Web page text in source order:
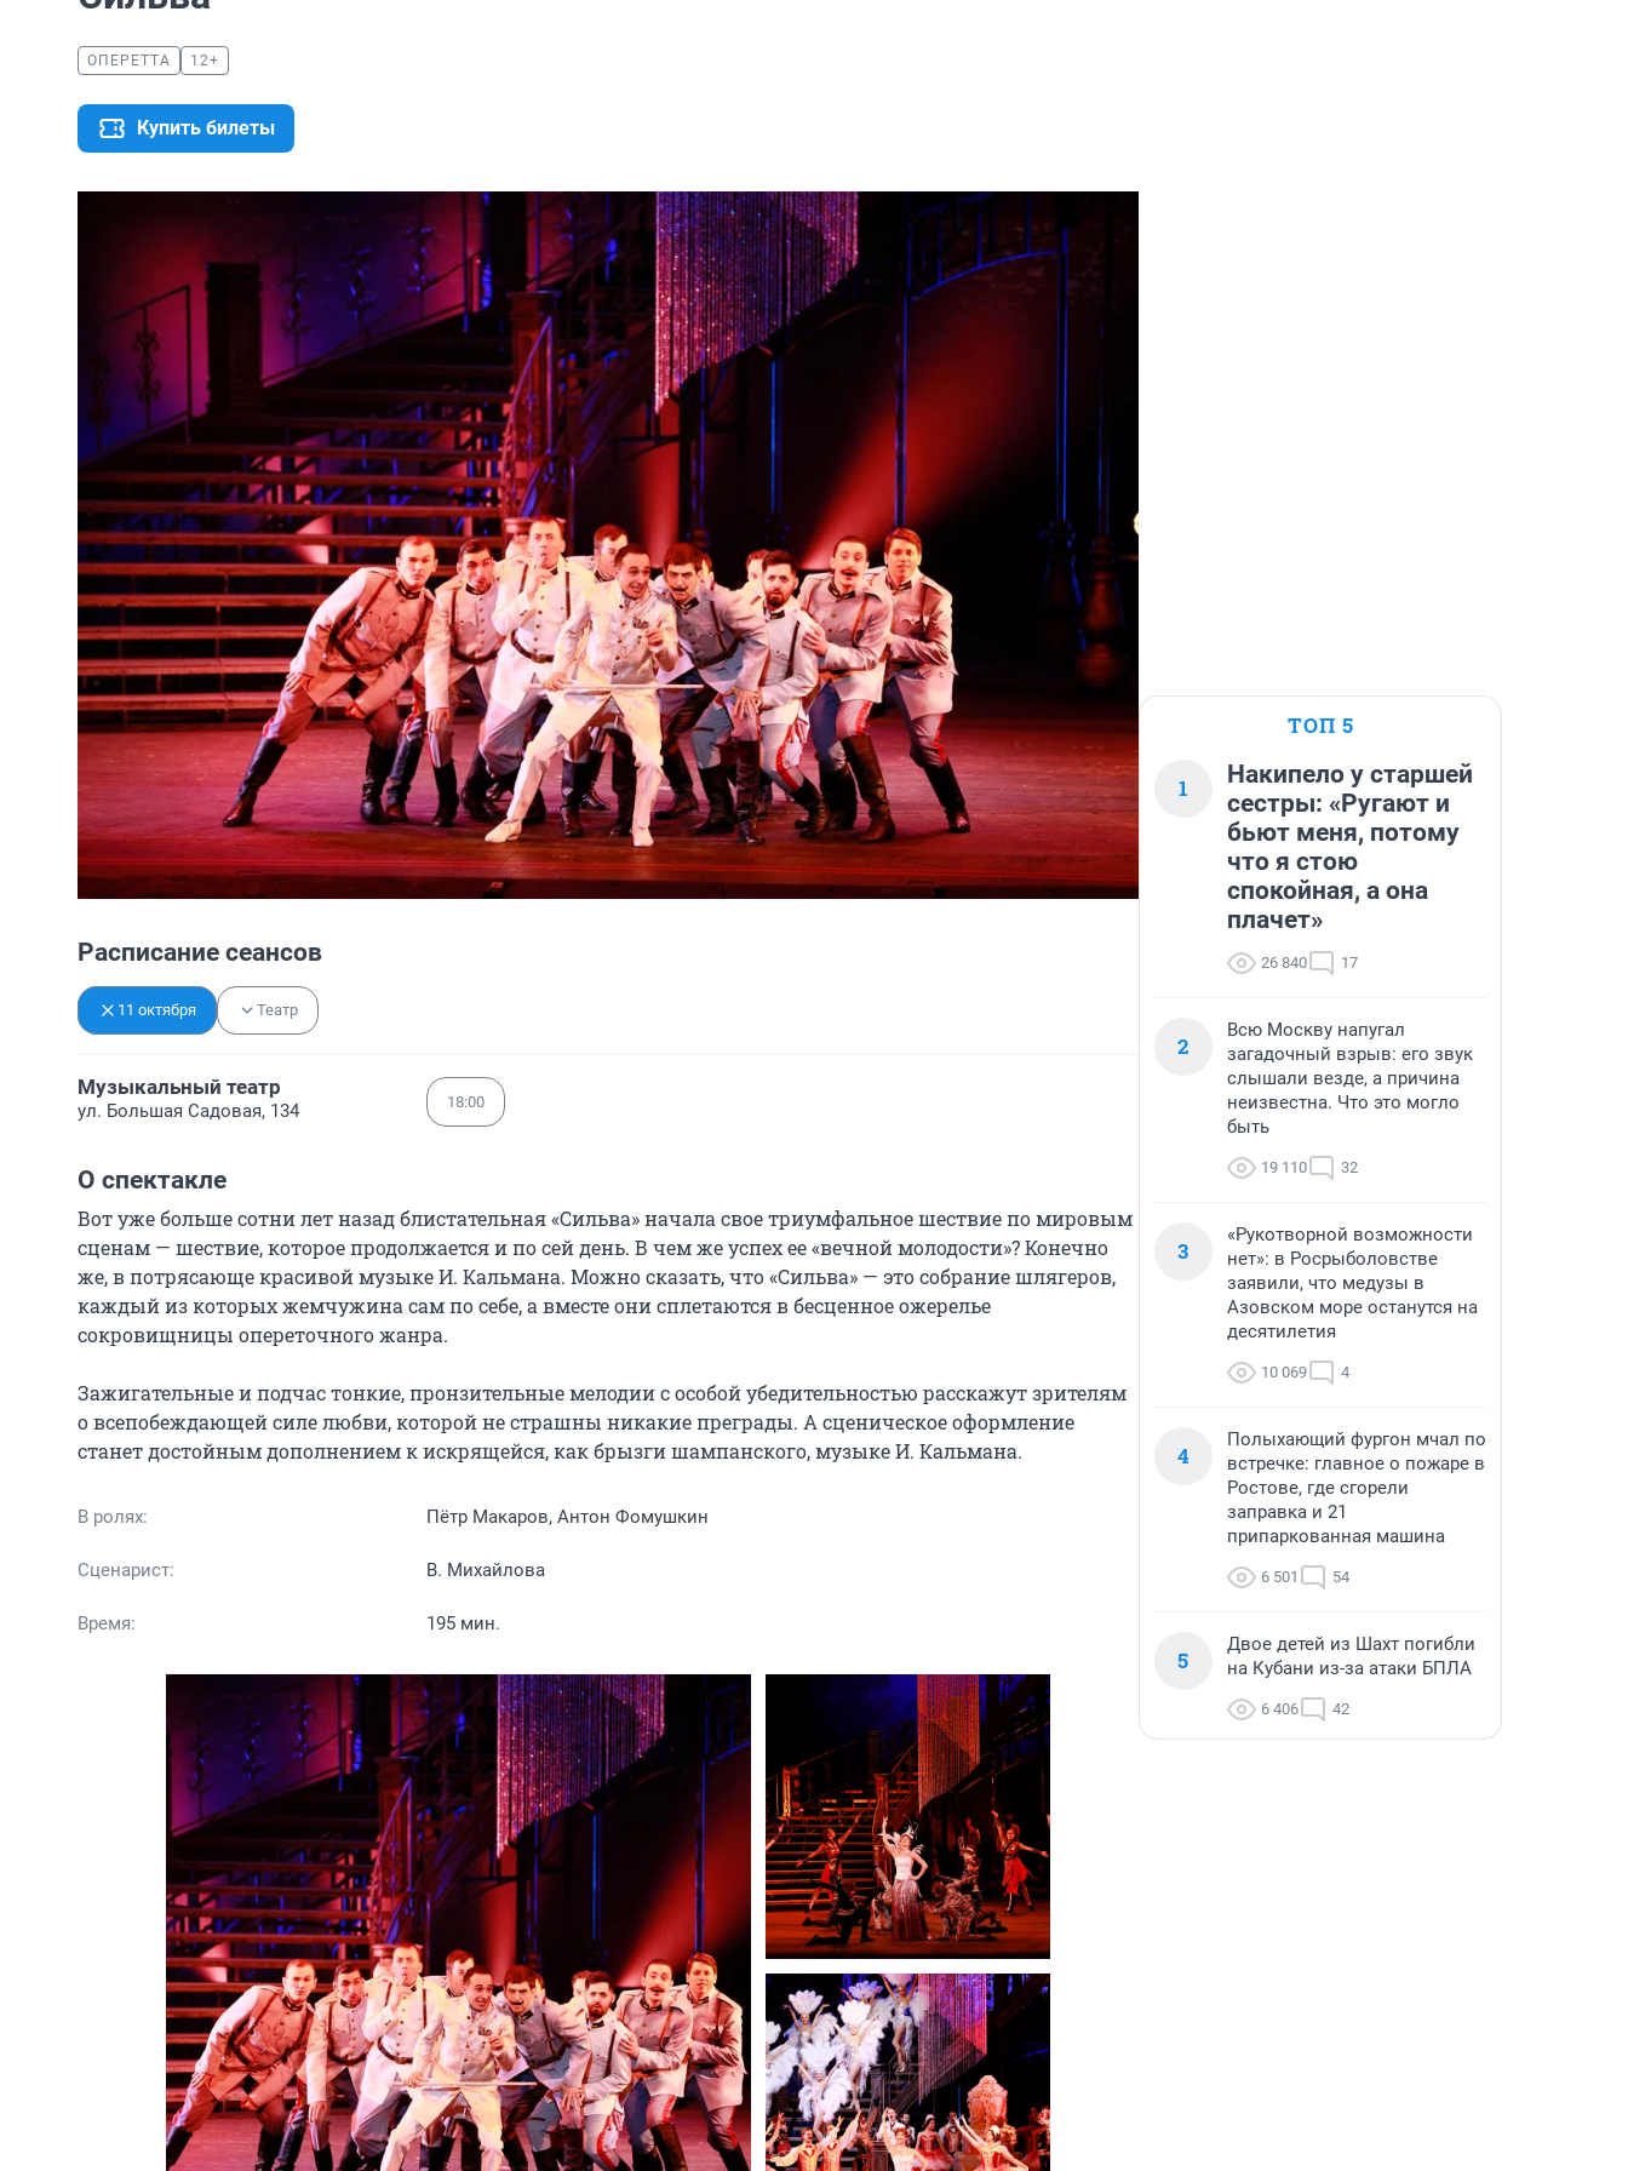
ОПЕРЕТТА 12+
Купить билеты
Расписание сеансов
11 октября Театр
Музыкальный театр
ул. Большая Садовая, 134 18:00
О спектакле
Вот уже больше сотни лет назад блистательная «Сильва» начала свое триумфальное шествие по мировым
сценам — шествие, которое продолжается и по сей день. В чем же успех ее «вечной молодости»? Конечно
же, в потрясающе красивой музыке И. Кальмана. Можно сказать, что «Сильва» — это собрание шлягеров,
каждый из которых жемчужина сам по себе, а вместе они сплетаются в бесценное ожерелье
сокровищницы опереточного жанра.
Зажигательные и подчас тонкие, пронзительные мелодии с особой убедительностью расскажут зрителям
о всепобеждающей силе любви, которой не страшны никакие преграды. А сценическое оформление
станет достойным дополнением к искрящейся, как брызги шампанского, музыке И. Кальмана.
В ролях: Пётр Макаров, Антон Фомушкин
Сценарист: В. Михайлова
Время: 195 мин.
ТОП 5
1
Накипело у старшей
сестры: «Ругают и
бьют меня, потому
что я стою
спокойная, а она
плачет»
26 840 17
2
Всю Москву напугал
загадочный взрыв: его звук
слышали везде, а причина
неизвестна. Что это могло
быть
19 110 32
3
«Рукотворной возможности
нет»: в Росрыболовстве
заявили, что медузы в
Азовском море останутся на
десятилетия
10 069 4
4
Полыхающий фургон мчал по
встречке: главное о пожаре в
Ростове, где сгорели
заправка и 21
припаркованная машина
6 501 54
5
Двое детей из Шахт погибли
на Кубани из-за атаки БПЛА
6 406 42